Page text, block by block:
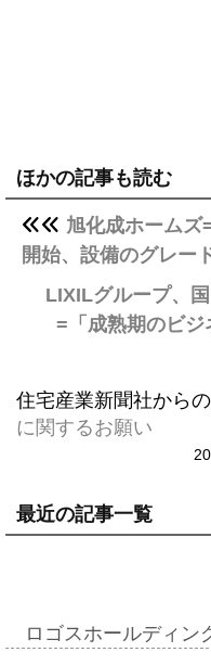
ほかの記事も読む
旭化成ホームズ
開始、設備のグレー
LIXILグループ、
=「成熟期のビ
住宅産業新聞社からの
に関するお願い
最近の記事一覧
ロゴスホールディ